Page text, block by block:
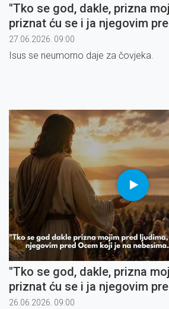
"Tko se god, dakle, prizna
priznat ću se i ja njegovim
na nebesima" (6)
27.06.2026. 09:00
Isus se neumorno daje za čovjeka.
"Tko se god, dakle, prizna
priznat ću se i ja njegovim
na nebesima" (5)
26.06.2026. 09:00